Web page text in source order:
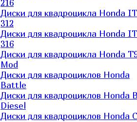
216
Диски для квадроцикла Honda
312
Диски для квадроцикла Honda
316
Диски для квадроцикла Honda
Mod
Диски для квадроциклов Honda
Battle
Диски для квадроциклов Honda
Diesel
Диски для квадроциклов Honda